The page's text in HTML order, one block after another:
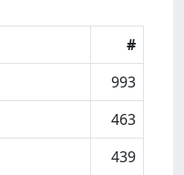
#
993
463
439